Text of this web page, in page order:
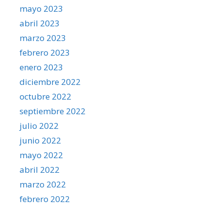
mayo 2023
abril 2023
marzo 2023
febrero 2023
enero 2023
diciembre 2022
octubre 2022
septiembre 2022
julio 2022
junio 2022
mayo 2022
abril 2022
marzo 2022
febrero 2022